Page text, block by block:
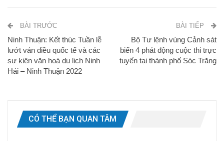
BÀI TRƯỚC
Ninh Thuận: Kết thúc Tuần lễ
lướt ván diều quốc tế và các
sự kiện văn hoá du lịch Ninh
Hải – Ninh Thuận 2022
BÀI TIẾP
Bộ Tư lệnh vùng Cảnh sát
biển 4 phát động cuộc thi trực
tuyến tại thành phố Sóc Trăng
CÓ THỂ BẠN QUAN TÂM